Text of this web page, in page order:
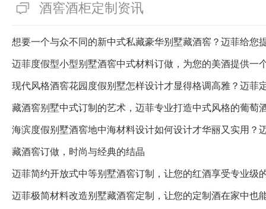
酒窖酒柜定制资讯
想要一个与众不同的新中式私藏豪华别墅藏酒窖？迈菲给您
迈菲度假型小型别墅酒窖中式材料订做，为您的美酒提供一
藏酒窖别墅中式订制的艺术，迈菲专业打造中式风格的葡萄
海滨度假别墅酒窖地中海材料设计如何设计才华丽又实用？
藏酒窖订做，时尚与经典的结晶
迈菲简约开放式中等别墅酒窖订制，让您的红酒享受专业级
迈菲极简材料改造别墅藏酒窖定制，让您的定制酒在家中也